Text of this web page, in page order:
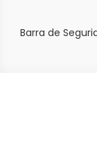
Barra de